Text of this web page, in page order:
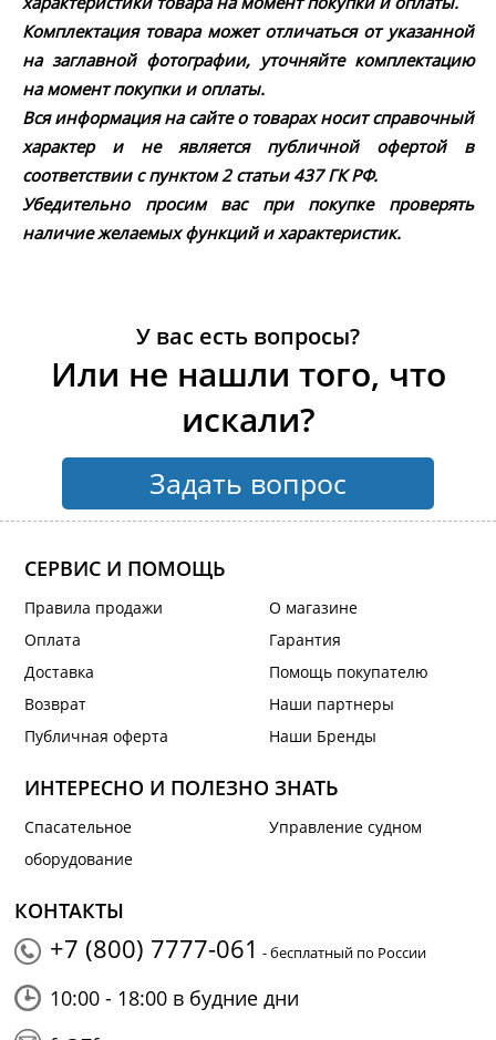
Комплектация товара может отличаться от указанной
на заглавной фотографии, уточняйте комплектацию
на момент покупки и оплаты.
Вся информация на сайте о товарах носит справочный
характер и не является публичной офертой в
соответствии с пунктом 2 статьи 437 ГК РФ.
Убедительно просим вас при покупке проверять
наличие желаемых функций и характеристик.
У вас есть вопросы?
Или не нашли того, что
искали?
Задать вопрос
СЕРВИС И ПОМОЩЬ
Правила продажи
Оплата
Доставка
Возврат
Публичная оферта
О магазине
Гарантия
Помощь покупателю
Наши партнеры
Наши Бренды
ИНТЕРЕСНО И ПОЛЕЗНО ЗНАТЬ
Спасательное
оборудование
Управление судном
КОНТАКТЫ
+7 (800) 7777-061 - бесплатный по России
10:00 - 18:00 в будние дни